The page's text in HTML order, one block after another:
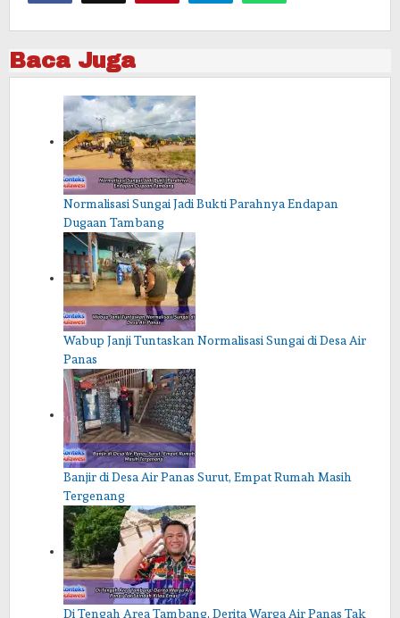
Baca Juga
Normalisasi Sungai Jadi Bukti Parahnya Endapan
Dugaan Tambang
Wabup Janji Tuntaskan Normalisasi Sungai di Desa Air
Panas
Banjir di Desa Air Panas Surut, Empat Rumah Masih
Tergenang
Di Tengah Area Tambang, Derita Warga Air Panas Tak